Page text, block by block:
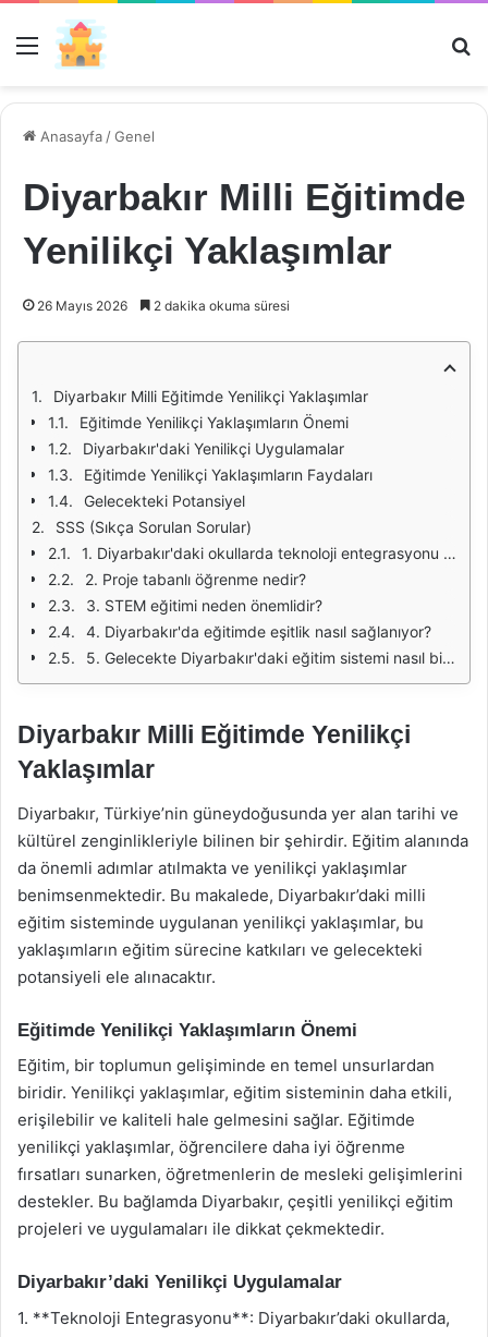
Menü
Anasayfa /Genel
Diyarbakır Milli Eğitimde
Yenilikçi Yaklaşımlar
26 Mayıs 2026 2 dakika okuma süresi
Diyarbakır Milli Eğitimde Yenilikçi Yaklaşımlar
Eğitimde Yenilikçi Yaklaşımların Önemi
Diyarbakır'daki Yenilikçi Uygulamalar
Eğitimde Yenilikçi Yaklaşımların Faydaları
Gelecekteki Potansiyel
SSS (Sıkça Sorulan Sorular)
1. Diyarbakır'daki okullarda teknoloji entegrasyonu nasıl sağlanıyor?
2. Proje tabanlı öğrenme nedir?
3. STEM eğitimi neden önemlidir?
4. Diyarbakır'da eğitimde eşitlik nasıl sağlanıyor?
5. Gelecekte Diyarbakır'daki eğitim sistemi nasıl bir gelişim gösterecek?
Diyarbakır Milli Eğitimde Yenilikçi
Yaklaşımlar
Diyarbakır, Türkiye’nin güneydoğusunda yer alan tarihi ve
kültürel zenginlikleriyle bilinen bir şehirdir. Eğitim alanında
da önemli adımlar atılmakta ve yenilikçi yaklaşımlar
benimsenmektedir. Bu makalede, Diyarbakır’daki milli
eğitim sisteminde uygulanan yenilikçi yaklaşımlar, bu
yaklaşımların eğitim sürecine katkıları ve gelecekteki
potansiyeli ele alınacaktır.
Eğitimde Yenilikçi Yaklaşımların Önemi
Eğitim, bir toplumun gelişiminde en temel unsurlardan
biridir. Yenilikçi yaklaşımlar, eğitim sisteminin daha etkili,
erişilebilir ve kaliteli hale gelmesini sağlar. Eğitimde
yenilikçi yaklaşımlar, öğrencilere daha iyi öğrenme
fırsatları sunarken, öğretmenlerin de mesleki gelişimlerini
destekler. Bu bağlamda Diyarbakır, çeşitli yenilikçi eğitim
projeleri ve uygulamaları ile dikkat çekmektedir.
Diyarbakır’daki Yenilikçi Uygulamalar
1. **Teknoloji Entegrasyonu**: Diyarbakır’daki okullarda,